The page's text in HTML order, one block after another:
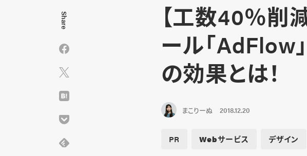
【工数40％削
ール「AdFlow
の効果とは！
まこりーぬ 2018.12.20
PR Webサービス デザイン
Share